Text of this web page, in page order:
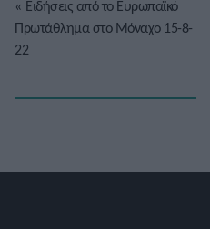
« Ειδήσεις από το Ευρωπαϊκό
Πρωτάθλημα στο Μόναχο 15-8-
22